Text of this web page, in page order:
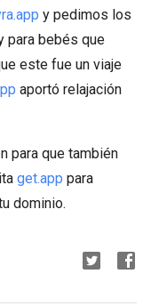
y pedimos los
para bebés que
este fue un viaje
aportó relajación
para que también
get.app para
dominio.